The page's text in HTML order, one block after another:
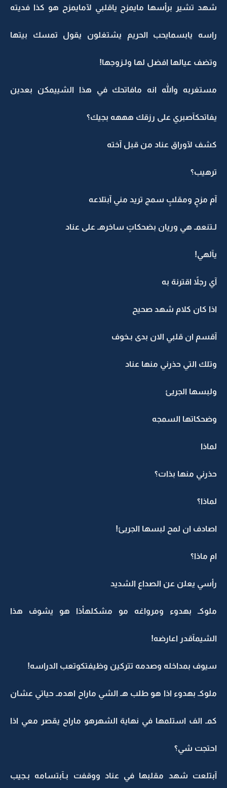
شهد تشير برأسها مايمزح ياقلبي لآمايمزح هو كذا فديته
راسه يابسمايحب الحريم يشتغلون يقول تمسك بيتها
وتضف عيالها افضل لها ولـزوجها!
مستغربه والله انه مافاتحك في هذا الشييمكن بعدين
يفاتحكآصبري على رزقك هههه بجيك؟
كشف لآوراق عناد من قبل آخته
ترهيب؟
آم مزحٍ ومقلبٍ سمج تريد مني آبتلاعه
لـتنعمـ هي وريان بضحكاتٍ ساخرهـ على عناد
يآلهي!
آي رجلاً اقترنة به
اذا كان كلام شهد صحيح
آقسم ان قلبي الان بدى بـخوف
وتلك التي حذرني منها عناد
ولبسها الجريئ
وضحكاتها السمجه
لماذا
حذرني منها بذات؟
لماذا؟
اصادف ان لمح لبسها الجريئ!
ام ماذا؟
رأسي يعلن عن الصداع الشديد
ملوكـ بهدوء ومرواغه مو مشكلهأذا هو يشوف هذا
الشيمآقدر اعارضه!
سيوف بمداخله وصدمه تتركين وظيفتكوتعب الدراسه!
ملوكـ بهدوء اذا هو طلب هـ الشي ماراح اهدمـ حياتي عشان
كمـ الف استلمها في نهاية الشهرهو ماراح يقصر معي اذا
احتجت شي؟
آبتلعت شهد مقلبها في عناد ووقفت بـآبتسامه بـجيب